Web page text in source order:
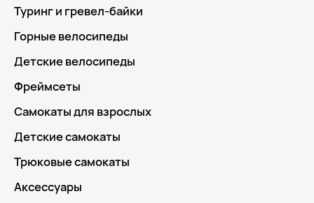
Туринг и гревел-байки
Горные велосипеды
Детские велосипеды
Фреймсеты
Самокаты для взрослых
Детские самокаты
Трюковые самокаты
Аксессуары